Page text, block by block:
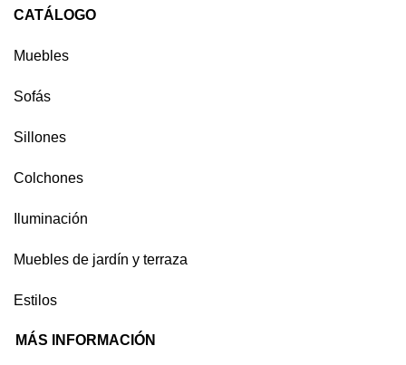
CATÁLOGO
Muebles
Sofás
Sillones
Colchones
Iluminación
Muebles de jardín y terraza
Estilos
MÁS INFORMACIÓN